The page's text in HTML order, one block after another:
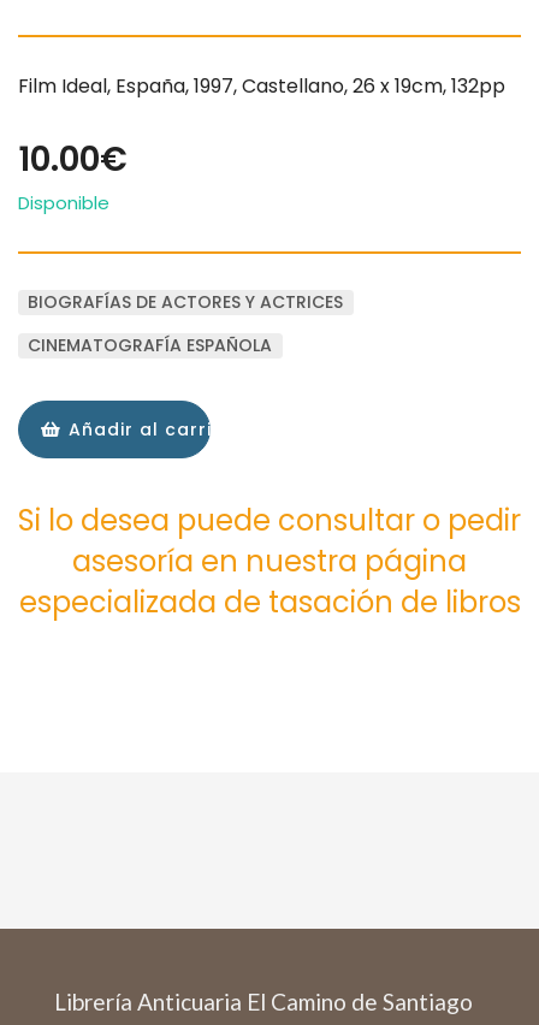
Film Ideal, España, 1997, Castellano, 26 x 19cm, 132pp
10.00€
Disponible
BIOGRAFÍAS DE ACTORES Y ACTRICES
CINEMATOGRAFÍA ESPAÑOLA
Añadir al carrito
Si lo desea puede consultar o pedir
asesoría en nuestra página
especializada de tasación de libros
Librería Anticuaria El Camino de Santiago